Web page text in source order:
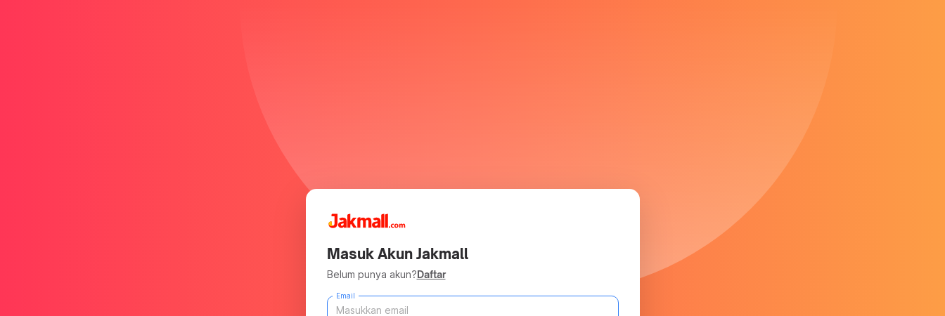
Masuk Akun Jakmall
Belum punya akun?Daftar
Email